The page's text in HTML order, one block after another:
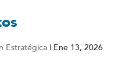
Estratégica | Ene 13, 2026